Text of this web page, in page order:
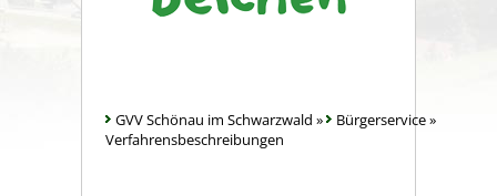
GVV Schönau im Schwarzwald » Bürgerservice»
Verfahrensbeschreibungen